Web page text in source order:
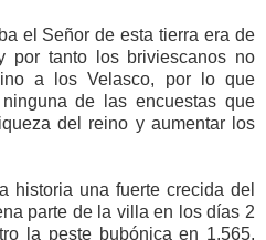
el Señor de esta tierra era de
por tanto los briviescanos no
a los Velasco, por lo que
de las encuestas que
del reino y aumentar los
historia una fuerte crecida del
parte de la villa en los días 2
la peste bubónica en 1.565,